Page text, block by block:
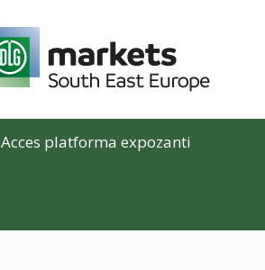
Acces platforma expozanti